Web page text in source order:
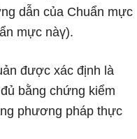
dẫn của Chuẩn mực
mực nàү).
được xác định là
bằng chứng kiểm
phương pháp thực